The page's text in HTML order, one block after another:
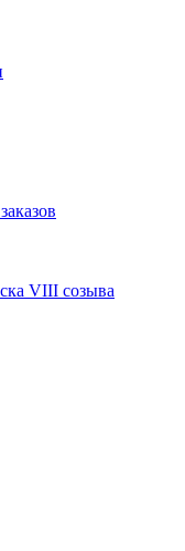
VIII созыва